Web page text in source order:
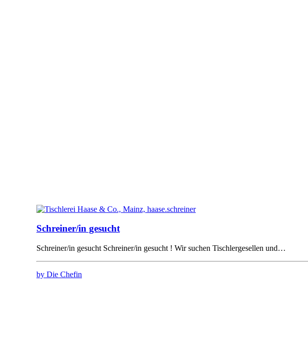
Schreiner/in gesucht
Schreiner/in gesucht Schreiner/in gesucht ! Wir suchen Tischlergesellen und…
by Die Chefin